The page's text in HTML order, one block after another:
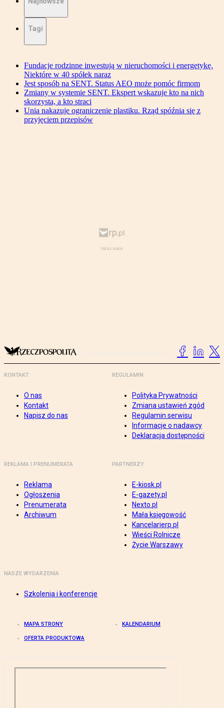
Tagi
Fundacje rodzinne inwestują w nieruchomości i energetykę.
Niektóre w 40 spółek naraz
Jest sposób na SENT. Status AEO może pomóc firmom
Zmiany w systemie SENT. Ekspert wskazuje kto na nich
skorzysta, a kto straci
Unia nakazuje ograniczenie plastiku. Rząd spóźnia się z
przyjęciem przepisów
KONTAKT
O nas
Kontakt
Napisz do nas
REGULAMIN
Polityka Prywatności
Zmiana ustawień zgód
Regulamin serwisu
Informacje o nadawcy
Deklaracja dostępności
REKLAMA I PRENUMERATA
Reklama
Ogłoszenia
Prenumerata
Archiwum
PARTNERZY
E-kiosk.pl
E-gazety.pl
Nexto.pl
Mała księgowość
Kancelarierp.pl
Wieści Rolnicze
Życie Warszawy
NASZE WYDARZENIA
Szkolenia i konferencje
MAPA STRONY KALENDARIUM
OFERTA PRODUKTOWA